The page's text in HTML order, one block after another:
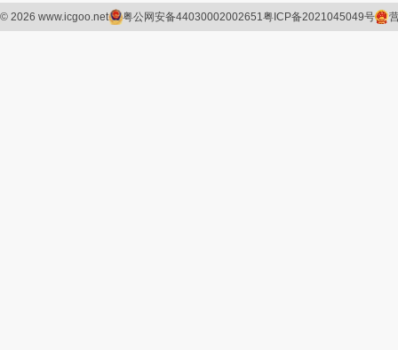
© 2026 www.icgoo.net 粤公网安备44030002002651粤ICP备2021045049号